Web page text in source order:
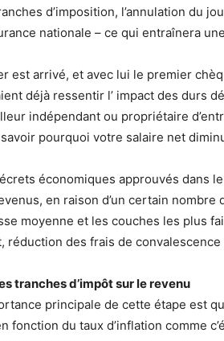
d’imposition, l’annulation du
nationale – ce qui entraînera
est arrivé, et avec lui le premier
déjà ressentir l’ impact des durs
indépendant ou propriétaire
pourquoi votre salaire net
économiques approuvés dans
en raison d’un certain
moyenne et les couches les plus
réduction des frais de convalescence
tranches d’impôt sur le revenu
principale de cette étape est
fonction du taux d’inflation comme